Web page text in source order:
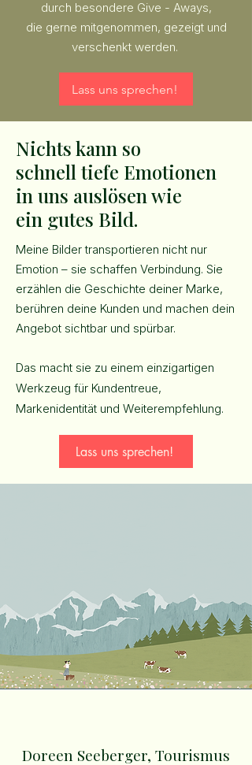
durch besondere Give - Aways,
die gerne mitgenommen, gezeigt und
verschenkt werden.
Lass uns sprechen!
Nichts kann so
schnell tiefe Emotionen
in uns auslösen wie
ein gutes Bild.
Meine Bilder transportieren nicht nur
Emotion – sie schaffen Verbindung. Sie
erzählen die Geschichte deiner Marke,
berühren deine Kunden und machen dein
Angebot sichtbar und spürbar.
Das macht sie zu einem einzigartigen
Werkzeug für Kundentreue,
Markenidentität und Weiterempfehlung.
Lass uns sprechen!
Doreen Seeberger, Tourismus